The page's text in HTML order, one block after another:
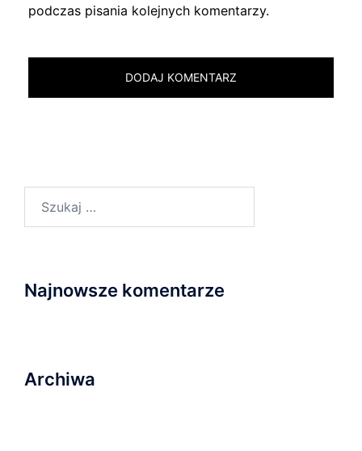
podczas pisania kolejnych komentarzy.
Najnowsze komentarze
Archiwa